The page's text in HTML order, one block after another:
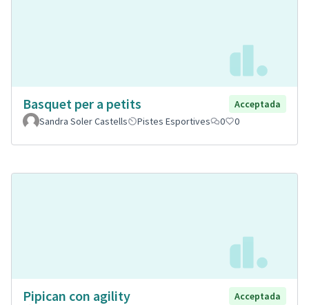
Basquet per a petits
Acceptada
Sandra Soler Castells
Pistes Esportives 0 0
Pipican con agility
Acceptada